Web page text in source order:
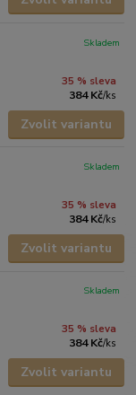
35 % sleva
384 Kč/ks
Skladem
Zvolit variantu
35 % sleva
384 Kč/ks
Skladem
Zvolit variantu
35 % sleva
384 Kč/ks
Skladem
Zvolit variantu